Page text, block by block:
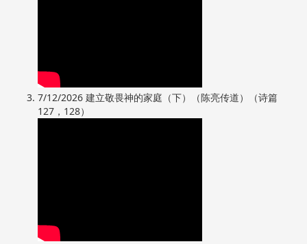
7/12/2026 建立敬畏神的家庭（下）（陈亮传道）（诗篇
127，128）